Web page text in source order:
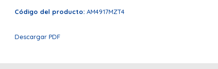
Código del producto: AM4917MZT4
Descargar PDF